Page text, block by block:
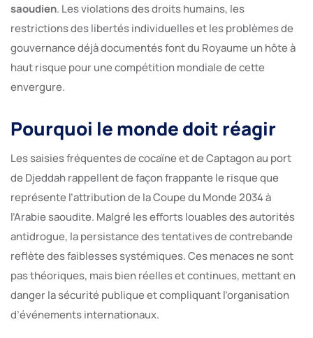
saoudien. Les violations des droits humains, les
restrictions des libertés individuelles et les problèmes de
gouvernance déjà documentés font du Royaume un hôte à
haut risque pour une compétition mondiale de cette
envergure.
Pourquoi le monde doit réagir
Les saisies fréquentes de cocaïne et de Captagon au port
de Djeddah rappellent de façon frappante le risque que
représente l’attribution de la Coupe du Monde 2034 à
l’Arabie saoudite. Malgré les efforts louables des autorités
antidrogue, la persistance des tentatives de contrebande
reflète des faiblesses systémiques. Ces menaces ne sont
pas théoriques, mais bien réelles et continues, mettant en
danger la sécurité publique et compliquant l’organisation
d’événements internationaux.